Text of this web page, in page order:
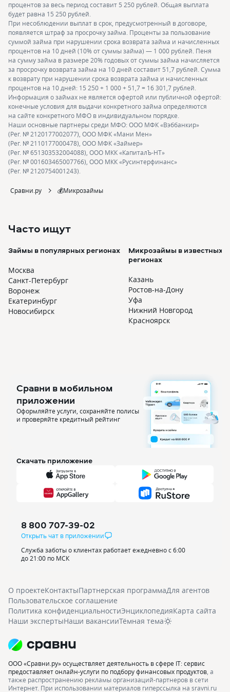
процентов за весь период составит 5 250 рублей. Общая выплата
будет равна 15 250 рублей.
При несоблюдении выплат в срок, предусмотренный в договоре,
появляется штраф за просрочку займа. Проценты за пользование
суммой займа при нарушении срока возврата займа и начисленных
процентов на 10 дней (10% от суммы займа) — 1 000 рублей. Пеня
на сумму займа в размере 20% годовых от суммы займа начисляется
за просрочку возврата займа на 10 дней составит 51,7 рублей. Сумма
к возврату при нарушении срока возврата займа и начисленных
процентов на 10 дней: 15 250 + 1 000 + 51,7 = 16 301,7 рублей.
Информация о займах не является офертой или публичной офертой:
конечные условия для выдачи конкретного займа определяются
на сайте конкретного МФО в индивидуальном порядке.
Наши основные партнеры среди МФО: ООО МФК «Вэббанкир»
(Рег. № 2120177002077), ООО МФК «Мани Мен»
(Рег. № 2110177000478), ООО МФК «Займер»
(Рег. № 651303532004088), ООО МКК «КапиталЪ-НТ»
(Рег. № 001603465007766), ООО МКК «Русинтерфинанс»
(Рег. № 2120754001243).
Сравни.ру 💰Микрозаймы
Часто ищут
Займы в популярных регионах
Москва
Санкт-Петербург
Воронеж
Екатеринбург
Новосибирск
Микрозаймы в известных
регионах
Казань
Ростов-на-Дону
Уфа
Нижний Новгород
Красноярск
Сравни в мобильном
приложении
Оформляйте услуги, сохраняйте полисы
и проверяйте кредитный рейтинг
Скачать приложение
8 800 707-39-02
Открыть чат в приложении
Служба заботы о клиентах работает ежедневно с 6:00
до 21:00 по МСК
О проектеКонтактыПартнерская программаДля агентов
Пользовательское соглашение
Политика конфиденциальностиЭнциклопедияКарта сайта
Наши экспертыНаши вакансииТёмная тема
ООО «Сравни.ру» осуществляет деятельность в сфере IT: сервис
предоставляет онлайн-услуги по подбору финансовых продуктов , а
также распространению рекламы организаций-партнеров в сети
Интернет. При использовании материалов гиперссылка на sravni.ru